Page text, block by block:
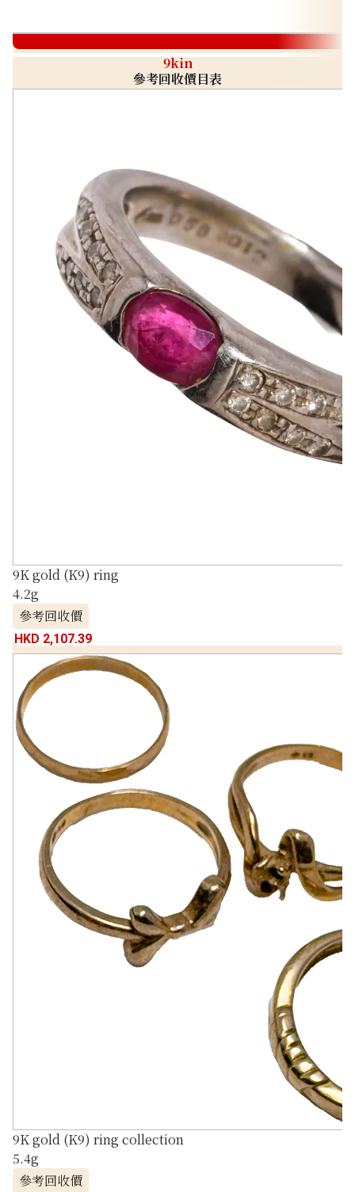
9kin
參考回收價目表
9K gold (K9) ring
4.2g
參考回收價
HKD 2,107.39
9K gold (K9) ring collection
5.4g
參考回收價